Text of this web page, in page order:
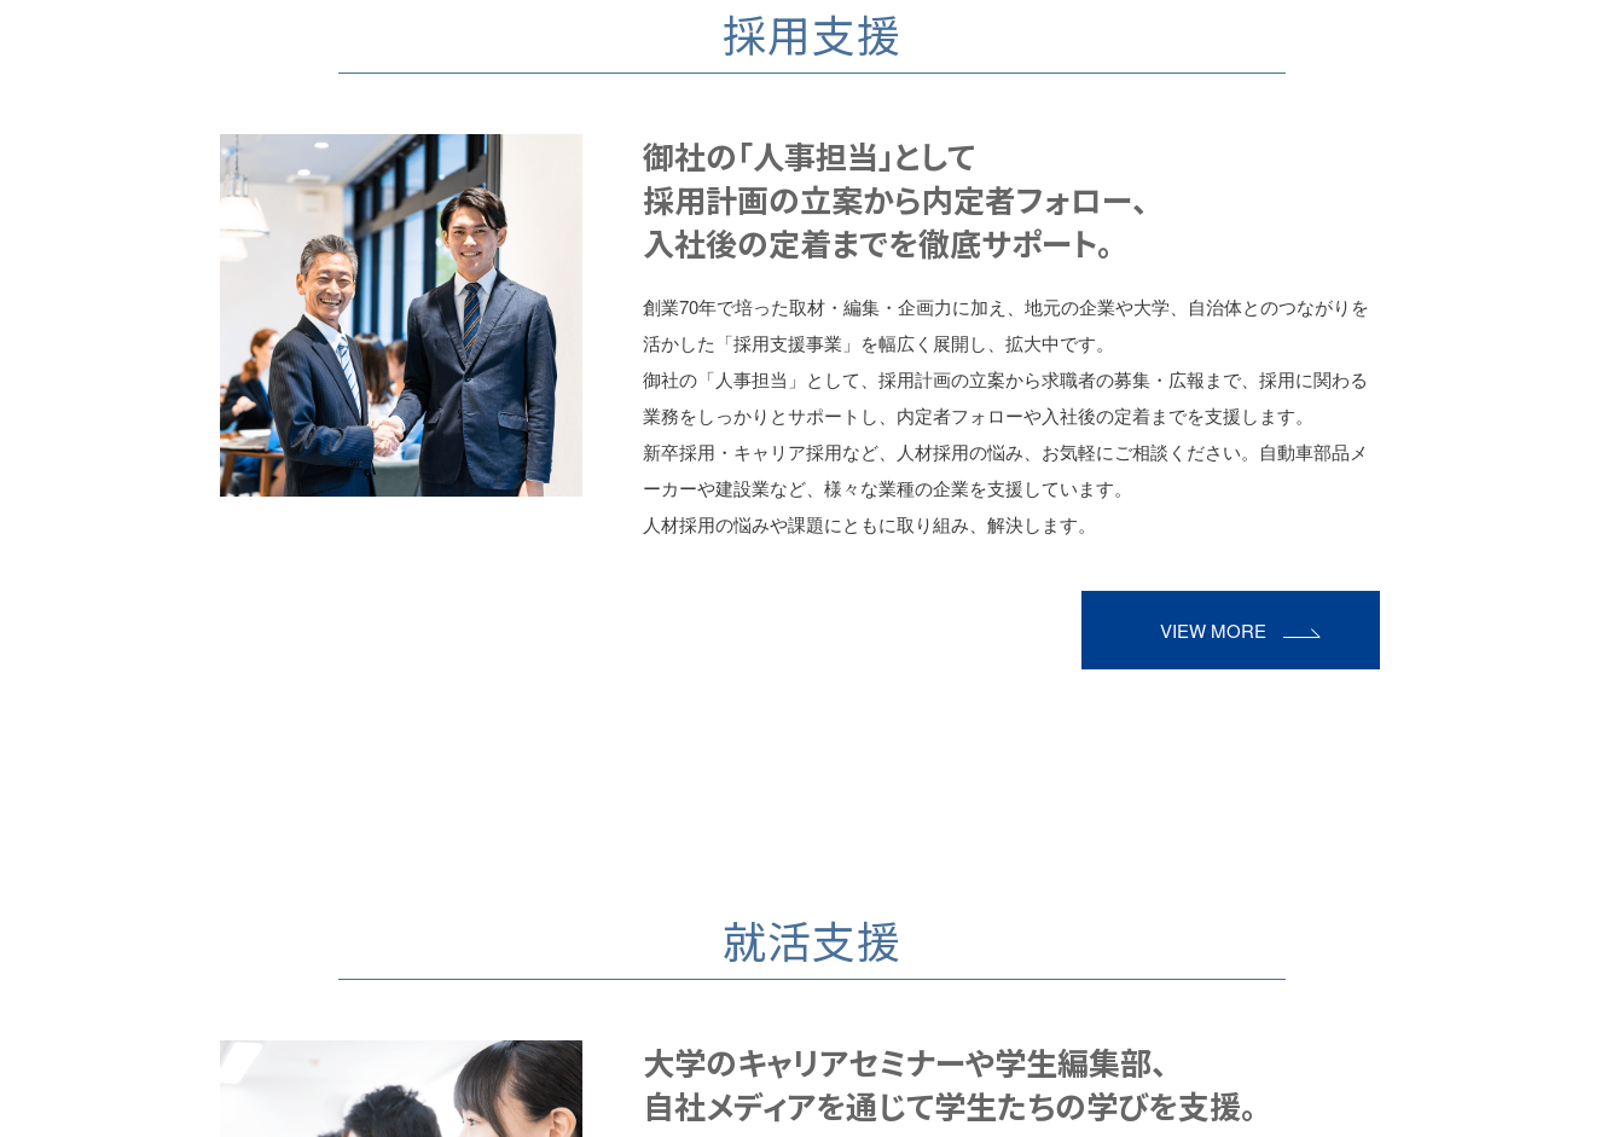
採用支援
御社の「人事担当」として
採用計画の立案から内定者フォロー、
入社後の定着までを徹底サポート。
創業70年で培った取材・編集・企画力に加え、地元の企業や大学、自治体とのつながりを
活かした「採用支援事業」を幅広く展開し、拡大中です。
御社の「人事担当」として、採用計画の立案から求職者の募集・広報まで、採用に関わる
業務をしっかりとサポートし、内定者フォローや入社後の定着までを支援します。
新卒採用・キャリア採用など、人材採用の悩み、お気軽にご相談ください。自動車部品メ
ーカーや建設業など、様々な業種の企業を支援しています。
人材採用の悩みや課題にともに取り組み、解決します。
VIEW MORE
就活支援
大学のキャリアセミナーや学生編集部、
自社メディアを通じて学生たちの学びを支援。